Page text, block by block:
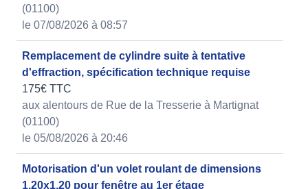
(01100)
le 07/08/2026 à 08:57
Remplacement de cylindre suite à tentative
d'effraction, spécification technique requise
175€ TTC
aux alentours de Rue de la Tresserie à Martignat
(01100)
le 05/08/2026 à 20:46
Motorisation d'un volet roulant de dimensions
1.20x1.20 pour fenêtre au 1er étage